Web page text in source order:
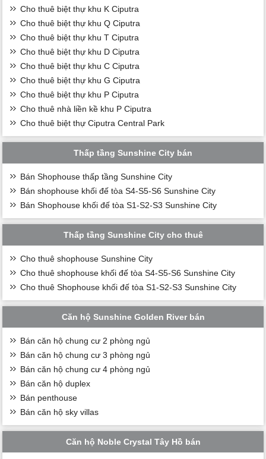
Cho thuê biệt thự khu K Ciputra
Cho thuê biệt thự khu Q Ciputra
Cho thuê biệt thự khu T Ciputra
Cho thuê biệt thự khu D Ciputra
Cho thuê biệt thự khu C Ciputra
Cho thuê biệt thự khu G Ciputra
Cho thuê biệt thự khu P Ciputra
Cho thuê nhà liền kề khu P Ciputra
Cho thuê biệt thự Ciputra Central Park
Thấp tầng Sunshine City bán
Bán Shophouse thấp tầng Sunshine City
Bán shophouse khối đế tòa S4-S5-S6 Sunshine City
Bán Shophouse khối đế tòa S1-S2-S3 Sunshine City
Thấp tầng Sunshine City cho thuê
Cho thuê shophouse Sunshine City
Cho thuê shophouse khối đế tòa S4-S5-S6 Sunshine City
Cho thuê Shophouse khối đế tòa S1-S2-S3 Sunshine City
Căn hộ Sunshine Golden River bán
Bán căn hộ chung cư 2 phòng ngủ
Bán căn hộ chung cư 3 phòng ngủ
Bán căn hộ chung cư 4 phòng ngủ
Bán căn hộ duplex
Bán penthouse
Bán căn hộ sky villas
Căn hộ Noble Crystal Tây Hồ bán